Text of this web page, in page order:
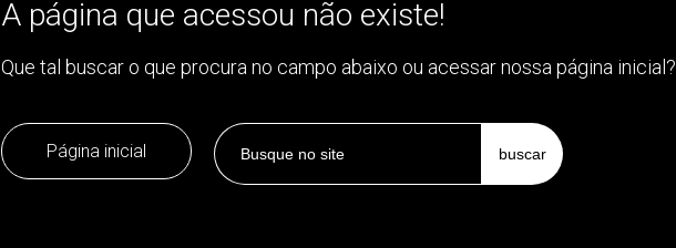
A página que acessou não existe!
Que tal buscar o que procura no campo abaixo ou acessar nossa página inicial?
Página inicial